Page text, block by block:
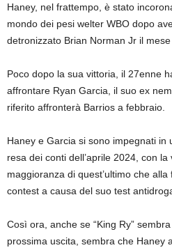
Haney, nel frattempo, è stato
mondo dei pesi welter WBO dopo
detronizzato Brian Norman Jr il mese
Poco dopo la sua vittoria, il 27enne
affrontare Ryan Garcia, il suo ex
riferito affronterà Barrios a febbraio.
Haney e Garcia si sono impegnati in
resa dei conti dell’aprile 2024, con
maggioranza di quest’ultimo che
contest a causa del suo test
Così ora, anche se “King Ry”
prossima uscita, sembra che Haney